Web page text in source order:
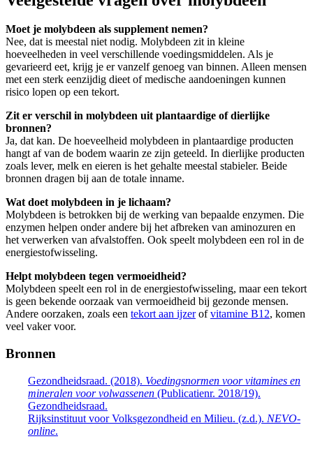
Moet je molybdeen als supplement nemen?
Nee, dat is meestal niet nodig. Molybdeen zit in kleine
hoeveelheden in veel verschillende voedingsmiddelen. Als je
gevarieerd eet, krijg je er vanzelf genoeg van binnen. Alleen mensen
met een sterk eenzijdig dieet of medische aandoeningen kunnen
risico lopen op een tekort.
Zit er verschil in molybdeen uit plantaardige of dierlijke
bronnen?
Ja, dat kan. De hoeveelheid molybdeen in plantaardige producten
hangt af van de bodem waarin ze zijn geteeld. In dierlijke producten
zoals lever, melk en eieren is het gehalte meestal stabieler. Beide
bronnen dragen bij aan de totale inname.
Wat doet molybdeen in je lichaam?
Molybdeen is betrokken bij de werking van bepaalde enzymen. Die
enzymen helpen onder andere bij het afbreken van aminozuren en
het verwerken van afvalstoffen. Ook speelt molybdeen een rol in de
energiestofwisseling.
Helpt molybdeen tegen vermoeidheid?
Molybdeen speelt een rol in de energiestofwisseling, maar een tekort
is geen bekende oorzaak van vermoeidheid bij gezonde mensen.
Andere oorzaken, zoals een tekort aan ijzerofvitamine B12, komen
veel vaker voor.
Bronnen
Gezondheidsraad. (2018). Voedingsnormen voor vitamines en
mineralen voor volwassenen (Publicatienr. 2018/19).
Gezondheidsraad.
Rijksinstituut voor Volksgezondheid en Milieu. (z.d.). NEVO-
online.